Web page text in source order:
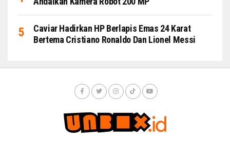
Caviar Hadirkan HP Berlapis Emas 24 Karat
Bertema Cristiano Ronaldo Dan Lionel Messi